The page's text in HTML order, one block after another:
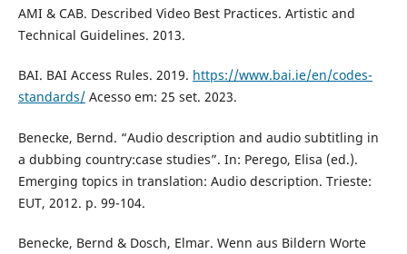
AMI & CAB. Described Video Best Practices. Artistic and
Technical Guidelines. 2013.
BAI. BAI Access Rules. 2019. https://www.bai.ie/en/codes-
standards/Acesso em: 25 set. 2023.
Benecke, Bernd. “Audio description and audio subtitling in
a dubbing country:case studies”. In: Perego, Elisa (ed.).
Emerging topics in translation: Audio description. Trieste:
EUT, 2012. p. 99-104.
Benecke, Bernd & Dosch, Elmar. Wenn aus Bildern Worte